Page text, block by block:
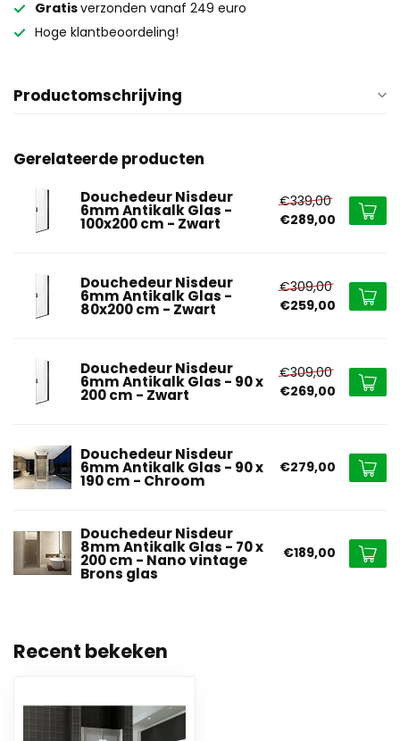
Gratisverzonden vanaf 249 euro
Hoge klantbeoordeling!
Productomschrijving
Gerelateerde producten
Douchedeur Nisdeur
6mm Antikalk Glas -
100x200 cm - Zwart
€339,00
€289,00
Douchedeur Nisdeur
6mm Antikalk Glas -
80x200 cm - Zwart
€309,00
€259,00
Douchedeur Nisdeur
6mm Antikalk Glas - 90 x
200 cm - Zwart
€309,00
€269,00
Douchedeur Nisdeur
6mm Antikalk Glas - 90 x
190 cm - Chroom
€279,00
Douchedeur Nisdeur
8mm Antikalk Glas - 70 x
200 cm - Nano vintage
Brons glas
€189,00
Recent bekeken